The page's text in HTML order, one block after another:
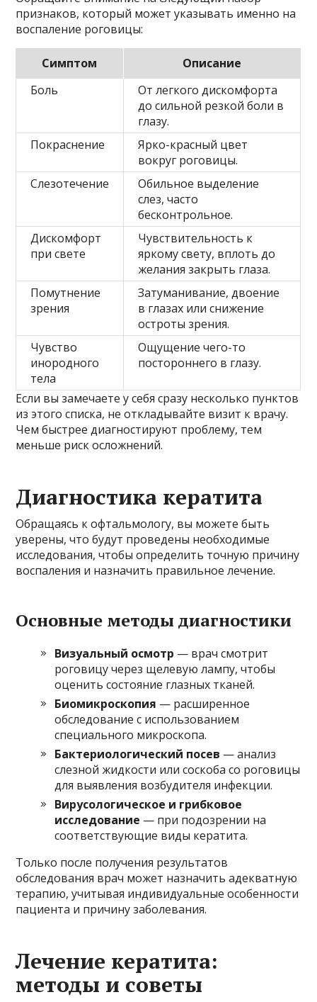
признаков, который может указывать именно на
воспаление роговицы:
Симптом
Описание
Боль
От легкого дискомфорта
до сильной резкой боли в
глазу.
Покраснение
Ярко-красный цвет
вокруг роговицы.
Слезотечение
Обильное выделение
слез, часто
бесконтрольное.
Дискомфорт
при свете
Чувствительность к
яркому свету, вплоть до
желания закрыть глаза.
Помутнение
зрения
Затуманивание, двоение
в глазах или снижение
остроты зрения.
Чувство
инородного
тела
Ощущение чего-то
постороннего в глазу.
Если вы замечаете у себя сразу несколько пунктов
из этого списка, не откладывайте визит к врачу.
Чем быстрее диагностируют проблему, тем
меньше риск осложнений.
Диагностика кератита
Обращаясь к офтальмологу, вы можете быть
уверены, что будут проведены необходимые
исследования, чтобы определить точную причину
воспаления и назначить правильное лечение.
Основные методы диагностики
Визуальный осмотр — врач смотрит
роговицу через щелевую лампу, чтобы
оценить состояние глазных тканей.
Биомикроскопия — расширенное
обследование с использованием
специального микроскопа.
Бактериологический посев — анализ
слезной жидкости или соскоба со роговицы
для выявления возбудителя инфекции.
Вирусологическое и грибковое
исследование — при подозрении на
соответствующие виды кератита.
Только после получения результатов
обследования врач может назначить адекватную
терапию, учитывая индивидуальные особенности
пациента и причину заболевания.
Лечение кератита:
методы и советы